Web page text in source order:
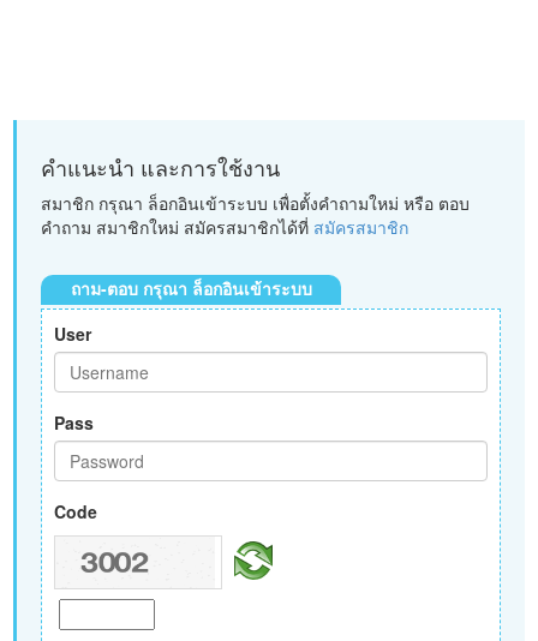
คำแนะนำ และการใช้งาน
สมาชิก กรุณา ล็อกอินเข้าระบบ เพื่อตั้งคำถามใหม่ หรือ ตอบ
คำถาม สมาชิกใหม่ สมัครสมาชิกได้ที่ สมัครสมาชิก
ถาม-ตอบ กรุณา ล็อกอินเข้าระบบ
User
Pass
Code